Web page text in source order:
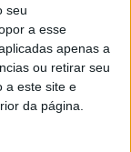
seu
a esse
apenas a
ou retirar seu
a este site e
da página.
de